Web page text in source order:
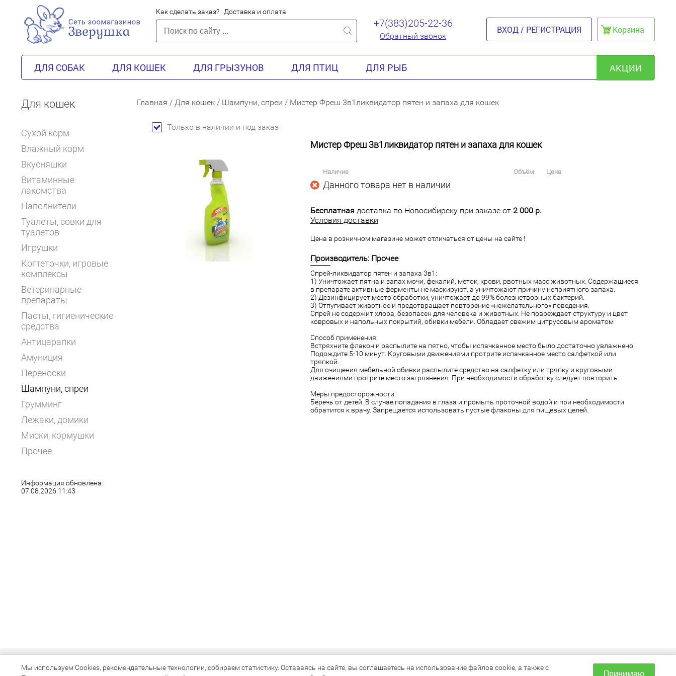
Как сделать заказ? Доставка и оплата
+7(383)205-22-36
Обратный звонок
ВХОД / РЕГИСТРАЦИЯ Корзина
ДЛЯ СОБАК ДЛЯ КОШЕК ДЛЯ ГРЫЗУНОВ ДЛЯ ПТИЦ ДЛЯ РЫБ АКЦИИ
Для кошек
Сухой корм
Влажный корм
Вкусняшки
Витаминные
лакомства
Наполнители
Туалеты, совки для
туалетов
Игрушки
Когтеточки, игровые
комплексы
Ветеринарные
препараты
Пасты, гигиенические
средства
Антицарапки
Амуниция
Переноски
Шампуни, спреи
Грумминг
Лежаки, домики
Миски, кормушки
Прочее
Информация обновлена:
07.08.2026 11:43
Главная / Для кошек / Шампуни, спреи / Мистер Фреш 3в1ликвидатор пятен и запаха для кошек
Только в наличии и под заказ
Мистер Фреш 3в1ликвидатор пятен и запаха для кошек
Наличие Объём Цена
Данного товара нет в наличии
Бесплатная доставка по Новосибирску при заказе от 2 000 р.
Условия доставки
Цена в розничном магазине может отличаться от цены на сайте !
Производитель: Прочее
Спрей-ликвидатор пятен и запаха 3в1:
1) Уничтожает пятна и запах мочи, фекалий, меток, крови, рвотных масс животных. Содержащиеся
в препарате активные ферменты не маскируют, а уничтожают причину неприятного запаха.
2) Дезинфицирует место обработки, уничтожает до 99% болезнетворных бактерий.
3) Отпугивает животное и предотвращает повторение «нежелательного» поведения.
Спрей не содержит хлора, безопасен для человека и животных. Не повреждает структуру и цвет
ковровых и напольных покрытий, обивки мебели. Обладает свежим цитрусовым ароматом
Способ применения:
Встряхните флакон и распылите на пятно, чтобы испачканное место было достаточно увлажнено.
Подождите 5-10 минут. Круговыми движениями протрите испачканное место салфеткой или
тряпкой.
Для очищения мебельной обивки распылите средство на салфетку или тряпку и круговыми
движениями протрите место загрязнения. При необходимости обработку следует повторить.
Меры предосторожности:
Беречь от детей. В случае попадания в глаза и промыть проточной водой и при необходимости
обратится к врачу. Запрещается использовать пустые флаконы для пищевых целей.
КАТАЛОГ ИНФОРМАЦИЯ
Мы используем Cookies, рекомендательные технологии, собираем статистику. Оставаясь на сайте, вы соглашаетесь на использование файлов cookie, а также с
Принимаю